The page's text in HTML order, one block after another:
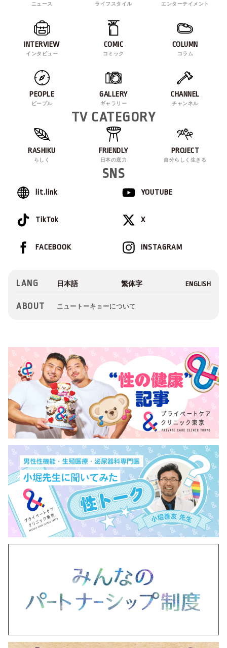
ニュース ライフスタイル エンターテイメント
INTERVIEW
インタビュー
COMIC
コミック
COLUMN
コラム
PEOPLE
ピープル
GALLERY
ギャラリー
CHANNEL
チャンネル
TV CATEGORY
RASHIKU
らしく
FRIENDLY
日本の底力
PROJECT
自分らしく生きる
SNS
lit.link YOUTUBE
TikTok X
INSTAGRAM
FACEBOOK
LANG
ABOUT ニュートーキョーについて